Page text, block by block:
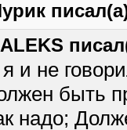
ALEKS
и не
быть
надо;